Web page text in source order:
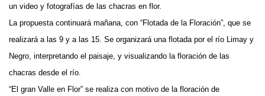
un video y fotografías de las chacras en flor.
La propuesta continuará mañana, con “Flotada de la Floración”, que se
realizará a las 9 y a las 15. Se organizará una flotada por el río Limay y
Negro, interpretando el paisaje, y visualizando la floración de las
chacras desde el río.
“El gran Valle en Flor” se realiza con motivo de la floración de